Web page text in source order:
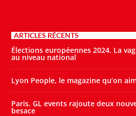
ARTICLES RÉCENTS
Élections européennes 2024. La
au niveau national
Lyon People, le magazine qu’on
Paris. GL events rajoute deux
besace